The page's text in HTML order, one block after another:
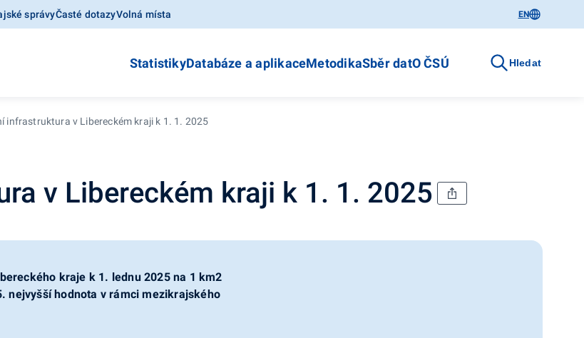
správyČasté dotazyVolná místa EN
StatistikyDatabáze a aplikaceMetodikaSběr datO ČSÚ Hledat
infrastruktura v Libereckém kraji k 1. 1. 2025
v Libereckém kraji k 1. 1. 2025
kraje k 1. lednu 2025 na 1 km2
nejvyšší hodnota v rámci mezikrajského